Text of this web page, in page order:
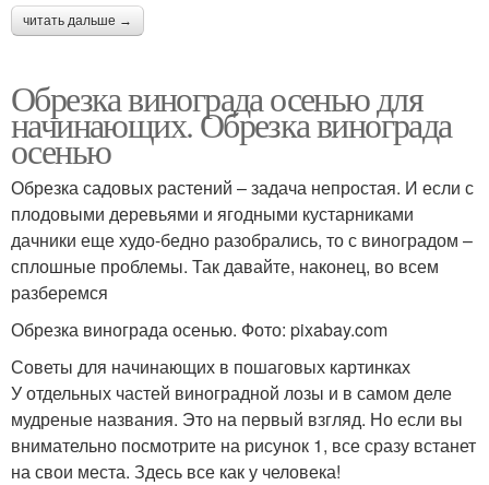
читать дальше →
Обрезка винограда осенью для
начинающих. Обрезка винограда
осенью
Обрезка садовых растений – задача непростая. И если с
плодовыми деревьями и ягодными кустарниками
дачники еще худо-бедно разобрались, то с виноградом –
сплошные проблемы. Так давайте, наконец, во всем
разберемся
Обрезка винограда осенью. Фото: pixabay.com
Советы для начинающих в пошаговых картинках
У отдельных частей виноградной лозы и в самом деле
мудреные названия. Это на первый взгляд. Но если вы
внимательно посмотрите на рисунок 1, все сразу встанет
на свои места. Здесь все как у человека!